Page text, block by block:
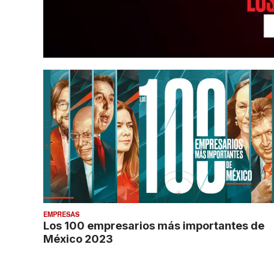
EMPRESAS
Los 100 empresarios más importantes de
México 2023